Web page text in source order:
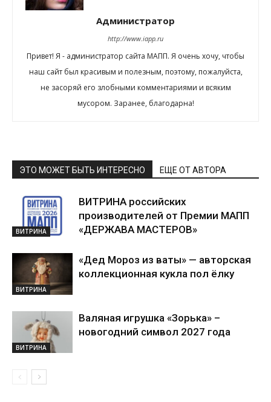
Администратор
http://www.iapp.ru
Привет! Я - администратор сайта МАПП. Я очень хочу, чтобы
наш сайт был красивым и полезным, поэтому, пожалуйста,
не засоряй его злобными комментариями и всяким
мусором. Заранее, благодарна!
ЭТО МОЖЕТ БЫТЬ ИНТЕРЕСНО ЕЩЕ ОТ АВТОРА
ВИТРИНА
ВИТРИНА российских
производителей от Премии МАПП
«ДЕРЖАВА МАСТЕРОВ»
ВИТРИНА
«Дед Мороз из ваты» — авторская
коллекционная кукла пол ёлку
ВИТРИНА
Валяная игрушка «Зорька» –
новогодний символ 2027 года